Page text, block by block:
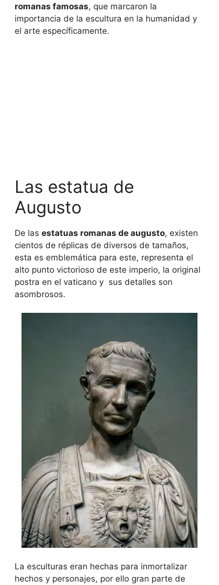
romanas famosas, que marcaron la
importancia de la escultura en la humanidad y
el arte específicamente.
Las estatua de
Augusto
De las estatuas romanas de augusto, existen
cientos de réplicas de diversos de tamaños,
esta es emblemática para este, representa el
alto punto victorioso de este imperio, la original
postra en el vaticano y sus detalles son
asombrosos.
La esculturas eran hechas para inmortalizar
hechos y personajes, por ello gran parte de